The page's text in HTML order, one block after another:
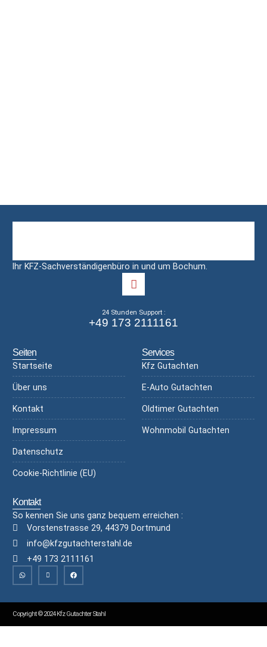
Ihr KFZ-Sachverständigenbüro in und um Bochum.
24 Stunden Support :
+49 173 2111161
Seiten
Startseite
Über uns
Kontakt
Impressum
Datenschutz
Cookie-Richtlinie (EU)
Services
Kfz Gutachten
E-Auto Gutachten
Oldtimer Gutachten
Wohnmobil Gutachten
Kontakt
So kennen Sie uns ganz bequem erreichen :
Vorstenstrasse 29, 44379 Dortmund
info@kfzgutachterstahl.de
+49 173 2111161
Copyright © 2024 Kfz Gutachter Stahl